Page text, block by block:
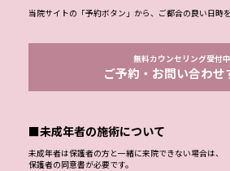
当院サイトの「予約ボタン」から、ご都合の良い日時
無料カウンセリング受付中
ご予約・お問い合わせ
■未成年者の施術について
未成年者は保護者の方と一緒に来院できない場合は、
保護者の同意書が必要です。